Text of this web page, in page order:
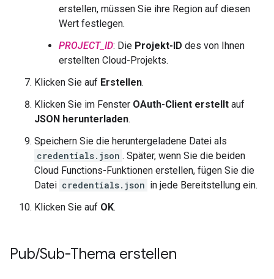
erstellen, müssen Sie ihre Region auf diesen
Wert festlegen.
PROJECT_ID: Die Projekt-ID des von Ihnen
erstellten Cloud-Projekts.
Klicken Sie auf Erstellen.
Klicken Sie im Fenster OAuth-Client erstellt auf
JSON herunterladen.
Speichern Sie die heruntergeladene Datei als
credentials.json . Später, wenn Sie die beiden
Cloud Functions-Funktionen erstellen, fügen Sie die
Datei credentials.json in jede Bereitstellung ein.
Klicken Sie auf OK.
Pub/Sub-Thema erstellen